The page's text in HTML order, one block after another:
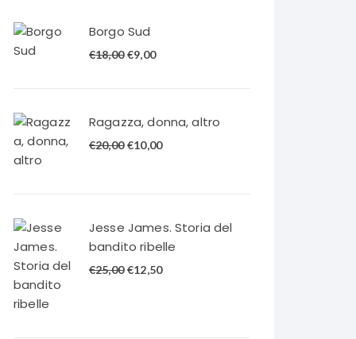
Borgo Sud
€18,00 Il
€18,00.
€9,00Il
€9,00.
Ragazza, donna, altro
€20,00 Il
€20,00.
€10,00Il
€10,00.
Jesse James. Storia del
bandito ribelle
€25,00 Il
€12,50Il